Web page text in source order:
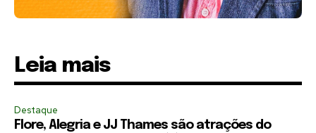
Leia mais
Destaque
Flore, Alegria e JJ Thames são atrações do